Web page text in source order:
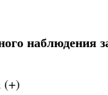
наблюдения
(+)